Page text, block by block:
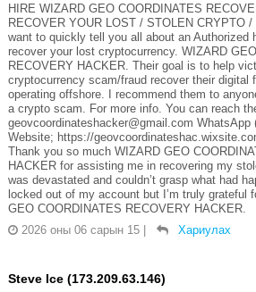
HIRE WIZARD GEO COORDINATES
RECOVER YOUR LOST / STOLEN CRYPTO
want to quickly tell you all about an Authorized
recover your lost cryptocurrency. WIZARD
RECOVERY HACKER. Their goal is to help
cryptocurrency scam/fraud recover their digital
operating offshore. I recommend them to
a crypto scam. For more info. You can reach
geovcoordinateshacker@gmail.com WhatsApp
Website; https://
Thank you so much WIZARD GEO
HACKER for assisting me in recovering my
was devastated and couldn’t grasp what had
locked out of my account but I’m truly grateful
GEO COORDINATES RECOVERY HACKER.
2026 оны 06 сарын 15 | Хариулах
Steve Ice (173.209.63.146)